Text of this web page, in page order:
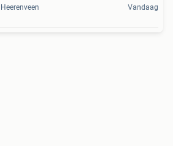
Heerenveen Vandaag